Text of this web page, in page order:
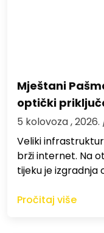
Mještani
optički
5 kolovoza , 2026.
Veliki
brži internet. Na
tijeku je izgradnja
Pročitaj više